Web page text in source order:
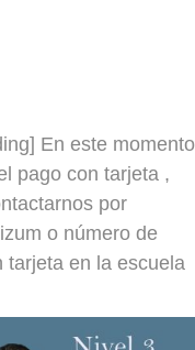
18h a 19.15h
y Jekaterina
12h a 13.15h
En este momento
pago con tarjeta ,
por
o número de
tarjeta en la escuela